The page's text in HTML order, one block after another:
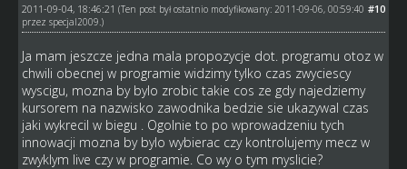
#10
2011-09-04, 18:46:21 (Ten post był ostatnio modyfikowany: 2011-09-06, 00:59:40
przez specjal2009 .)
Ja mam jeszcze jedna mala propozycje dot. programu otoz w
chwili obecnej w programie widzimy tylko czas zwyciescy
wyscigu, mozna by bylo zrobic takie cos ze gdy najedziemy
kursorem na nazwisko zawodnika bedzie sie ukazywal czas
jaki wykrecil w biegu . Ogolnie to po wprowadzeniu tych
innowacji mozna by bylo wybierac czy kontrolujemy mecz w
zwyklym live czy w programie. Co wy o tym myslicie?